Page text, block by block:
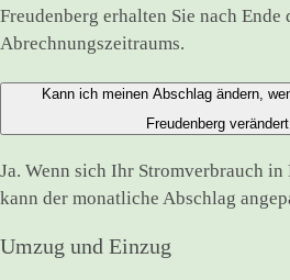
Freudenberg erhalten Sie nach Ende
Abrechnungszeitraums.
Kann ich meinen Abschlag ändern,
Freudenberg
Ja. Wenn sich Ihr Stromverbrauch in
kann der monatliche Abschlag
Umzug und Einzug